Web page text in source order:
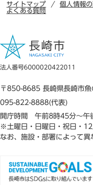
サイトマップ 個人情報
よくある質問
法人番号6000020422011
〒850-8685 長崎県長崎市魚
095-822-8888(代表)
開庁時間 午前8時45分～午
※土曜日・日曜日・祝日・
なお、施設・部署によって異